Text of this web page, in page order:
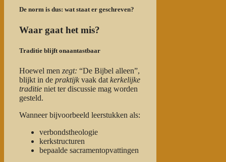
De norm is dus: wat staat er geschreven?
Waar gaat het mis?
Traditie blijft onaantastbaar
Hoewel men zegt: “De Bijbel alleen”,
blijkt in de praktijk vaak dat kerkelijke
traditie niet ter discussie mag worden
gesteld.
Wanneer bijvoorbeeld leerstukken als:
verbondstheologie
kerkstructuren
bepaalde sacramentopvattingen